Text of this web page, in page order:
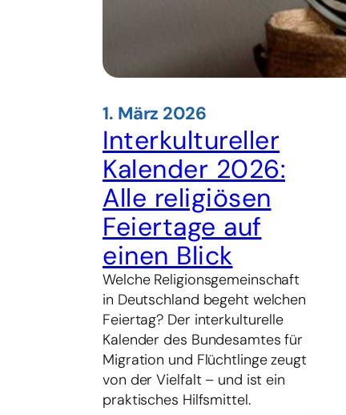
1. März 2026
Interkultureller
Kalender 2026:
Alle religiösen
Feiertage auf
einen Blick
Welche Religionsgemeinschaft
in Deutschland begeht welchen
Feiertag? Der interkulturelle
Kalender des Bundesamtes für
Migration und Flüchtlinge zeugt
von der Vielfalt – und ist ein
praktisches Hilfsmittel.